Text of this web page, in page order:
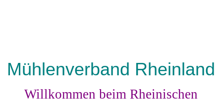
Mühlenverband Rheinland
Willkommen beim Rheinischen